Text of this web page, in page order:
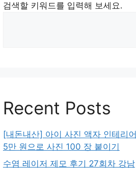
검색할 키워드를 입력해 보세요.
Recent Posts
[내돈내산] 아이 사진 액자 인테리어
5만 원으로 사진 100 장 붙이기
수염 레이저 제모 후기 27회차 강남